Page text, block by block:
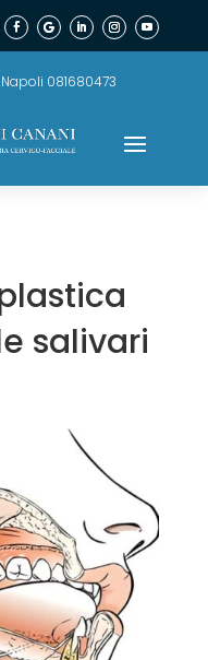
Napoli 081680473
salivari